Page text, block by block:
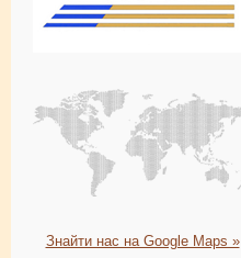
Знайти нас на Google Maps »